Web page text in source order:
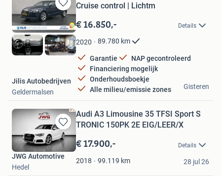
Bewaren
in
Mijn
Favorieten
Cruise control | Lichtm
€ 16.850,- Details
2020 89.780 km
Garantie
NAP gecontroleerd
Financiering mogelijk
Onderhoudsboekje
Alle milieu/emissie zones
Jilis Autobedrijven
Geldermalsen
Gisteren
Bewaren
in
Mijn
Favorieten
Audi A3 Limousine 35 TFSI Sport S
TRONIC 150PK 2E EIG/LEER/X
€ 17.900,- Details
2018 99.119 km
JWG Automotive
Hedel
28 jul 26